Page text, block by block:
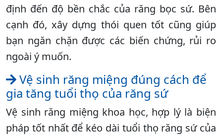
định đến độ bền chắc của răng bọc sứ. Bên
cạnh đó, xây dựng thói quen tốt cũng giúp
bạn ngăn chặn được các biến chứng, rủi ro
ngoài ý muốn.
Vệ sinh răng miệng đúng cách để
gia tăng tuổi thọ của răng sứ
Vệ sinh răng miệng khoa học, hợp lý là biện
pháp tốt nhất để kéo dài tuổi thọ răng sứ của